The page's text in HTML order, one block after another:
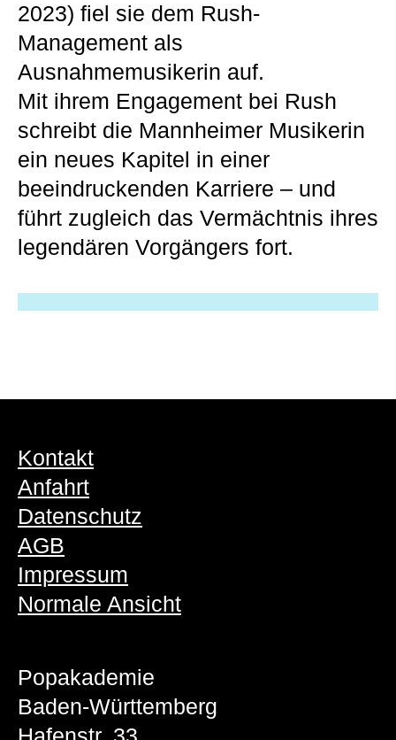
2023) fiel sie dem Rush-
Management als
Ausnahmemusikerin auf.
Mit ihrem Engagement bei Rush
schreibt die Mannheimer Musikerin
ein neues Kapitel in einer
beeindruckenden Karriere – und
führt zugleich das Vermächtnis ihres
legendären Vorgängers fort.
Kontakt
Anfahrt
Datenschutz
AGB
Impressum
Normale Ansicht
Popakademie
Baden-Württemberg